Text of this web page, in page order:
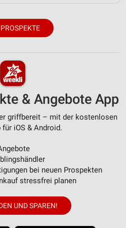
& Angebote App
griffbereit – mit der kostenlosen
iOS & Android.
bei neuen Prospekten
stressfrei planen
UND SPAREN!
Inhalten
Statistiken oder
verschiedenen
der Angebote
zur Auswahl von